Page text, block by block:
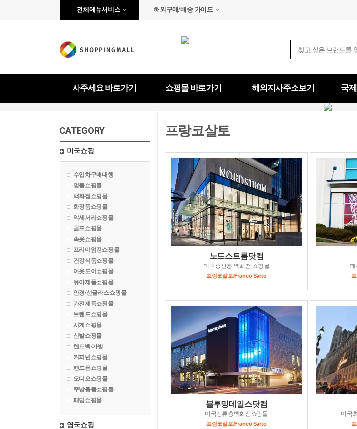
전체메뉴서비스 해외구매/배송 가이드
사주세요 바로가기 쇼핑몰 바로가기 해외지사주소보기 국
CATEGORY
미국쇼핑
수입차구매대행
명품쇼핑몰
백화점쇼핑몰
화장품쇼핑몰
악세서리쇼핑몰
골프쇼핑몰
속옷쇼핑몰
프리미엄진쇼핑몰
건강식품쇼핑몰
아웃도어쇼핑몰
유아제품쇼핑몰
안경/선글라스쇼핑몰
가전제품쇼핑몰
브랜드쇼핑몰
시계쇼핑몰
신발쇼핑몰
핸드백/가방
커피빈쇼핑몰
핸드폰쇼핑몰
오디오쇼핑몰
주방용품쇼핑몰
패딩쇼핑몰
영국쇼핑
프랑코살토
노드스트롬닷컴
미국중산층 백화점 쇼핑몰
프랑코살토/Franco Sarto
패
블루밍데일스닷컴
미국상류층백화점쇼핑몰
프랑코살토/Franco Sarto
미국